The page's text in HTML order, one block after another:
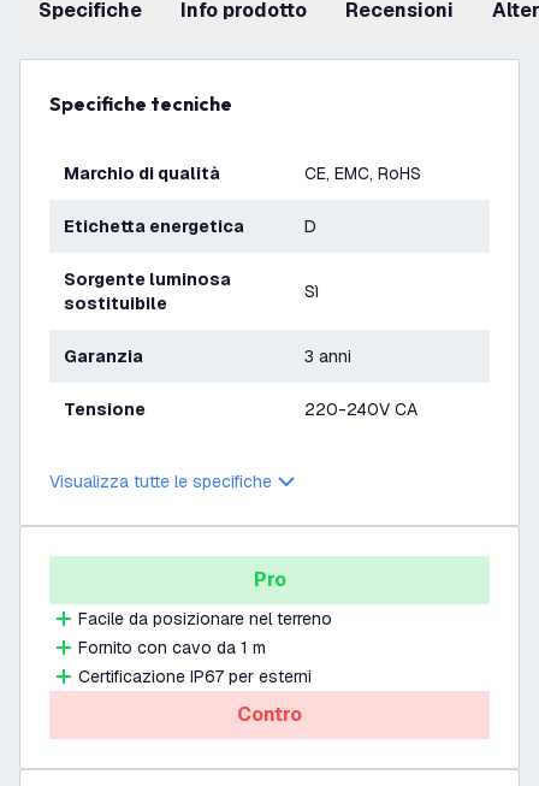
Specifiche info prodotto recensioni
Specifiche tecniche
Marchio di qualità CE, EMC, RoHS
Etichetta energetica D
Sorgente luminosa
sostituibile
Sì
Garanzia 3 anni
Tensione 220-240V CA
Visualizza tutte le specifiche
Pro
Facile da posizionare nel terreno
Fornito con cavo da 1 m
Certificazione IP67 per esterni
Contro